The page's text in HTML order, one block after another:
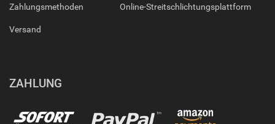
Zahlungsmethoden
Versand
Online-Streitschlichtungsplattform
ZAHLUNG